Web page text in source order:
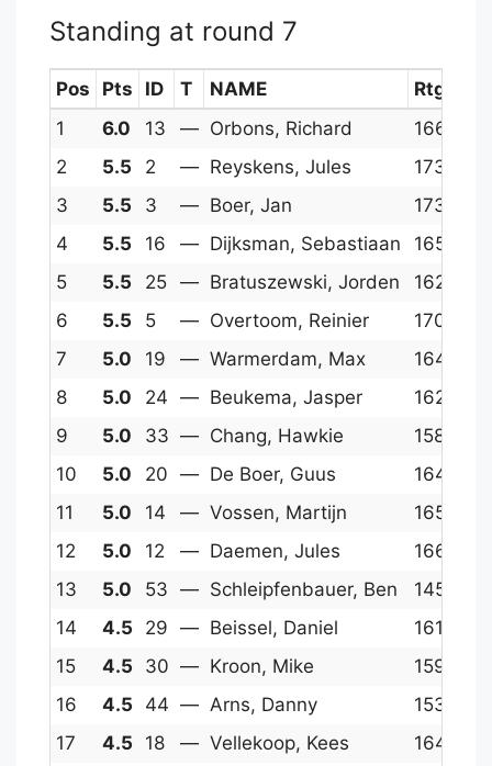
Standing at round 7
Pos Pts ID T NAME Rtg
1
6.0 13 — Orbons, Richard 1668
2
5.5 2 — Reyskens, Jules 1737
3
5.5 3 — Boer, Jan 1730
4
5.5 16 — Dijksman, Sebastiaan 1654
5
5.5 25 — Bratuszewski, Jorden 1623
6
5.5 5 — Overtoom, Reinier 1705
7
5.0 19 — Warmerdam, Max 1648
8
5.0 24 — Beukema, Jasper 1625
9
5.0 33 — Chang, Hawkie 1581
10
5.0 20 — De Boer, Guus 1647
11
5.0 14 — Vossen, Martijn 1656
12
5.0 12 — Daemen, Jules 1668
13
5.0 53 — Schleipfenbauer, Ben 1456
14
4.5 29 — Beissel, Daniel 1611
15
4.5 30 — Kroon, Mike 1598
16
4.5 44 — Arns, Danny 1530
17
4.5 18 — Vellekoop, Kees 1648